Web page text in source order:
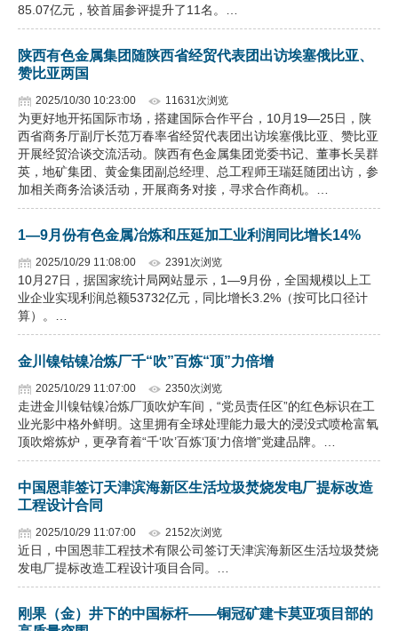
85.07亿元，较首届参评提升了11名。…
陕西有色金属集团随陕西省经贸代表团出访埃塞俄比亚、
赞比亚两国
2025/10/30 10:23:00 11631次浏览
为更好地开拓国际市场，搭建国际合作平台，10月19—25日，陕
西省商务厅副厅长范万春率省经贸代表团出访埃塞俄比亚、赞比亚
开展经贸洽谈交流活动。陕西有色金属集团党委书记、董事长吴群
英，地矿集团、黄金集团副总经理、总工程师王瑞廷随团出访，参
加相关商务洽谈活动，开展商务对接，寻求合作商机。…
1—9月份有色金属冶炼和压延加工业利润同比增长14%
2025/10/29 11:08:00 2391次浏览
10月27日，据国家统计局网站显示，1—9月份，全国规模以上工
业企业实现利润总额53732亿元，同比增长3.2%（按可比口径计
算）。…
金川镍钴镍冶炼厂千“吹”百炼“顶”力倍增
2025/10/29 11:07:00 2350次浏览
走进金川镍钴镍冶炼厂顶吹炉车间，“党员责任区”的红色标识在工
业光影中格外鲜明。这里拥有全球处理能力最大的浸没式喷枪富氧
顶吹熔炼炉，更孕育着“千‘吹’百炼‘顶’力倍增”党建品牌。…
中国恩菲签订天津滨海新区生活垃圾焚烧发电厂提标改造
工程设计合同
2025/10/29 11:07:00 2152次浏览
近日，中国恩菲工程技术有限公司签订天津滨海新区生活垃圾焚烧
发电厂提标改造工程设计项目合同。…
刚果（金）井下的中国标杆——铜冠矿建卡莫亚项目部的